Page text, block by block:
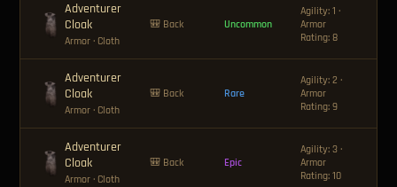
Adventurer
Cloak
Armor · Cloth
🎒 Back Uncommon
Agility: 1 ·
Armor
Rating: 8
Adventurer
Cloak
Armor · Cloth
🎒 Back Rare
Agility: 2 ·
Armor
Rating: 9
Adventurer
Cloak
Armor · Cloth
🎒 Back Epic
Agility: 3 ·
Armor
Rating: 10